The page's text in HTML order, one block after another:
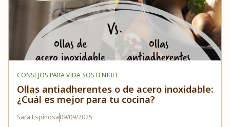
CONSEJOS PARA VIDA SOSTENIBLE
Ollas antiadherentes o de acero inoxidable:
¿Cuál es mejor para tu cocina?
Sara Espinosa09/09/2025